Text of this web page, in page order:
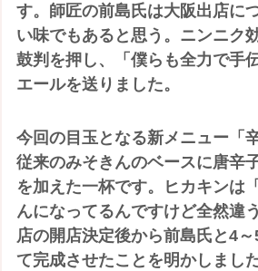
す。師匠の前島氏は大阪出店に
い味でもあると思う。ニンニク
鼓判を押し、「僕らも全力で手
エールを送りました。
今回の目玉となる新メニュー「
従来のみそきんのベースに唐辛
を加えた一杯です。ヒカキンは
んになってるんですけど全然違
店の開店決定後から前島氏と4
て完成させたことを明かしました